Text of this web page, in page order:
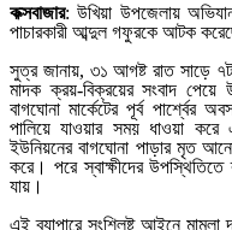
কক্সবাজার: উখিয়া উপজেলায়
পাচারকারী আব্দুল গফুরকে আটক
সুত্র জানায়, ৩১ আগষ্ট রাত সাড়ে
মাদক ক্রয়-বিক্রয়ের সংবাদ পেয়ে
বাগঘোনা মার্কেটের পূর্ব
পালিয়ে যাওয়ার সময় ধাওয়া করে
ইউনিয়নের বাগঘোনা পাড়ার মৃত
করে। পরে স্বাক্ষীদের উপস্থিতিতে
যায়।
এই ব্যাপারে সংশ্লিষ্ট আইনে মামলা